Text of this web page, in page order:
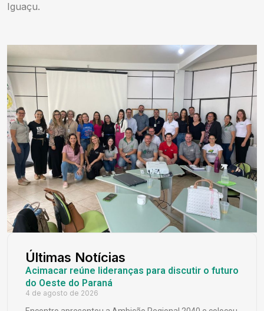
Iguaçu.
Últimas Notícias
Acimacar reúne lideranças para discutir o futuro
do Oeste do Paraná
4 de agosto de 2026